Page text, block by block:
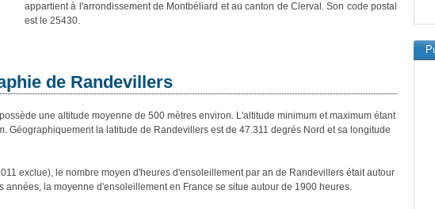
appartient à l'arrondissement de Montbéliard et au canton de Clerval. Son code postal
est le 25430.
de Randevillers
une altitude moyenne de 500 mètres environ. L'altitude minimum et maximum étant
Géographiquement la latitude de Randevillers est de 47.311 degrés Nord et sa longitude
exclue), le nombre moyen d'heures d'ensoleillement par an de Randevillers était autour
années, la moyenne d'ensoleillement en France se situe autour de 1900 heures.